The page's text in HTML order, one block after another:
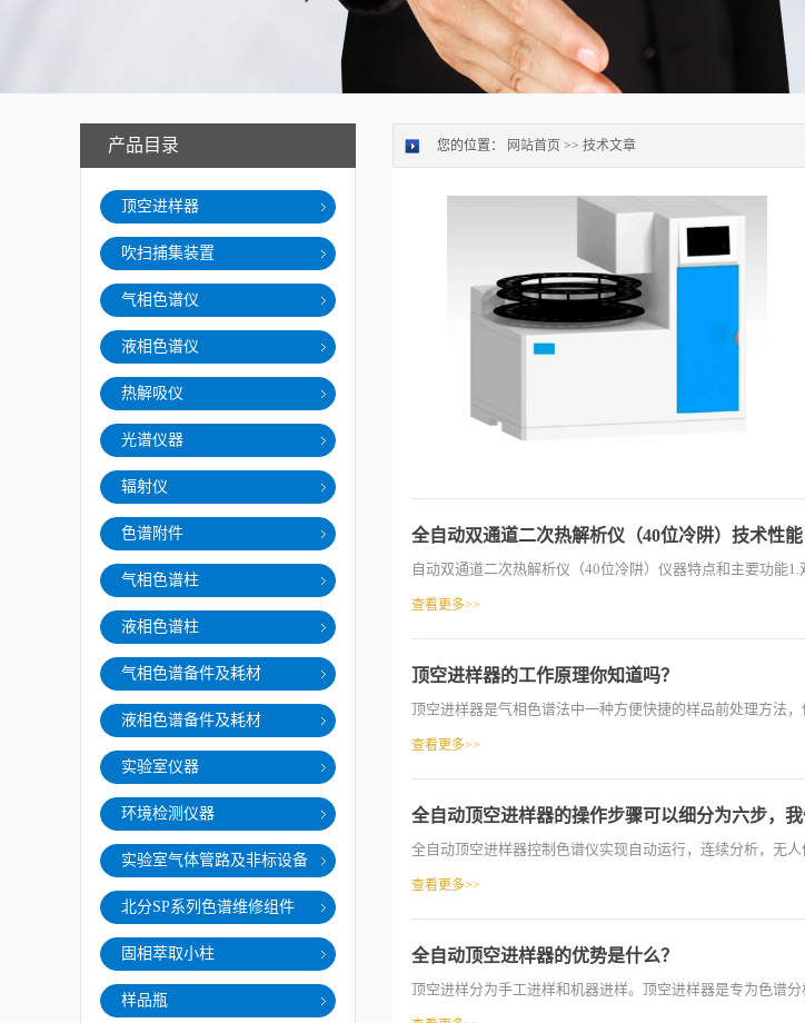
产品目录
顶空进样器
吹扫捕集装置
气相色谱仪
液相色谱仪
热解吸仪
光谱仪器
辐射仪
色谱附件
气相色谱柱
液相色谱柱
气相色谱备件及耗材
液相色谱备件及耗材
实验室仪器
环境检测仪器
实验室气体管路及非标设备
北分SP系列色谱维修组件
固相萃取小柱
样品瓶
您的位置： 网站首页 >> 技术文章
全自动双通道二次热解析仪（40位冷阱）技术性能
自动双通道二次热解析仪（40位冷阱）仪器特点和主要功能
查看更多>>
顶空进样器的工作原理你知道吗？
顶空进样器是气相色谱法中一种方便快捷的样品前处理方法
查看更多>>
全自动顶空进样器的操作步骤可以细分为六步，
全自动顶空进样器控制色谱仪实现自动运行，连续分析，无
查看更多>>
全自动顶空进样器的优势是什么？
顶空进样分为手工进样和机器进样。顶空进样器是专为色谱